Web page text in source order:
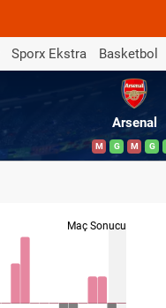
Sporx Ekstra Basketbol
Arsenal
M G M G
Maç Sonucu